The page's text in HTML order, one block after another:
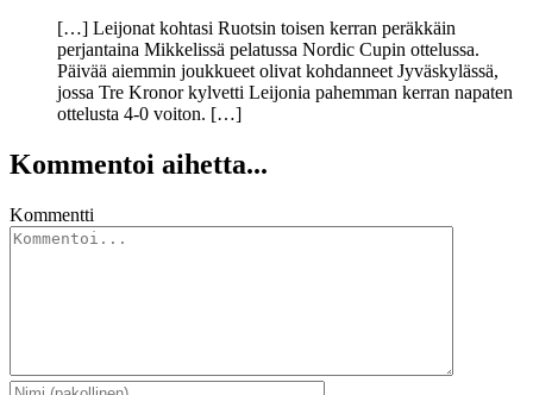
[…] Leijonat kohtasi Ruotsin toisen kerran peräkkäin
perjantaina Mikkelissä pelatussa Nordic Cupin ottelussa.
Päivää aiemmin joukkueet olivat kohdanneet Jyväskylässä,
jossa Tre Kronor kylvetti Leijonia pahemman kerran napaten
ottelusta 4-0 voiton. […]
Kommentoi aihetta...
Kommentti